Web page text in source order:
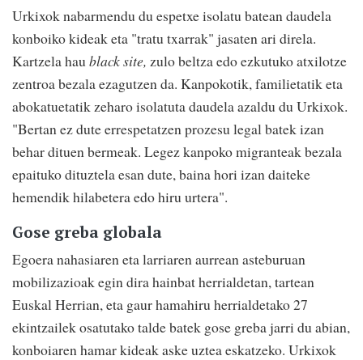
Urkixok nabarmendu du espetxe isolatu batean daudela
konboiko kideak eta "tratu txarrak" jasaten ari direla.
Kartzela haublack site, zulo beltza edo ezkutuko atxilotze
zentroa bezala ezagutzen da. Kanpokotik, familietatik eta
abokatuetatik zeharo isolatuta daudela azaldu du Urkixok.
"Bertan ez dute errespetatzen prozesu legal batek izan
behar dituen bermeak. Legez kanpoko migranteak bezala
epaituko dituztela esan dute, baina hori izan daiteke
hemendik hilabetera edo hiru urtera".
Gose greba globala
Egoera nahasiaren eta larriaren aurrean asteburuan
mobilizazioak egin dira hainbat herrialdetan, tartean
Euskal Herrian, eta gaur hamahiru herrialdetako 27
ekintzailek osatutako talde batek gose greba jarri du abian,
konboiaren hamar kideak aske uztea eskatzeko. Urkixok